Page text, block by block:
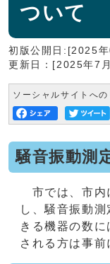
ついて
初版公開日:[2025
更新日：[2025年7
ソーシャルサイトへ
騒音振動測
市では、市内
し、騒音振動
きる機器の数
される方は事前